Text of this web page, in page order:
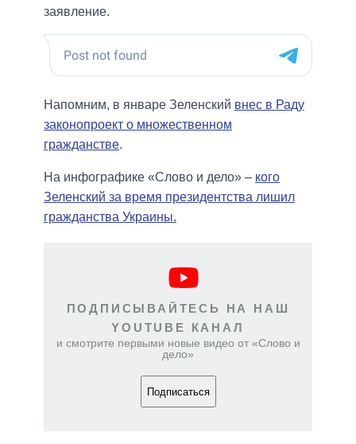
заявление.
Напомним, в январе Зеленский внес в Раду
законопроект о множественном
гражданстве.
На инфографике «Слово и дело» – кого
Зеленский за время президентства лишил
гражданства Украины.
ПОДПИСЫВАЙТЕСЬ НА НАШ
YOUTUBE КАНАЛ
и смотрите первыми новые видео от «Слово и
дело»
Подписаться